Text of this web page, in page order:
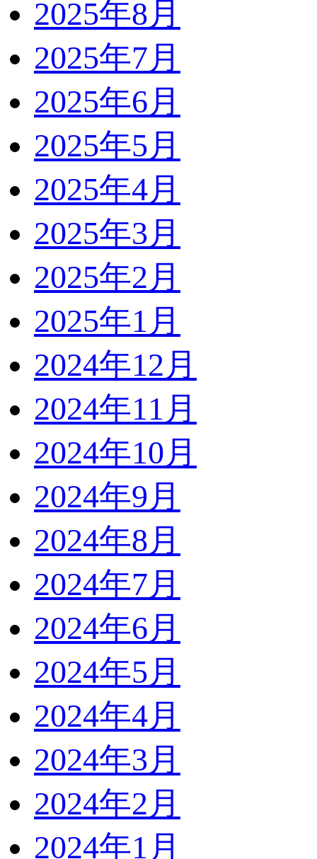
2025年8月
2025年7月
2025年6月
2025年5月
2025年4月
2025年3月
2025年2月
2025年1月
2024年12月
2024年11月
2024年10月
2024年9月
2024年8月
2024年7月
2024年6月
2024年5月
2024年4月
2024年3月
2024年2月
2024年1月